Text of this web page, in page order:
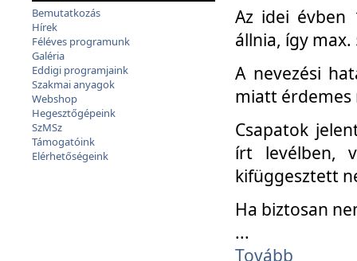
Bemutatkozás
Hírek
Féléves programunk
Galéria
Eddigi programjaink
Szakmai anyagok
Webshop
Hegesztőgépeink
SzMSz
Támogatóink
Elérhetőségeink
Az idei évben
állnia, így
A nevezési
miatt érdemes
Csapatok
írt levélben,
kifüggesztett
Ha biztosan
...
Tovább